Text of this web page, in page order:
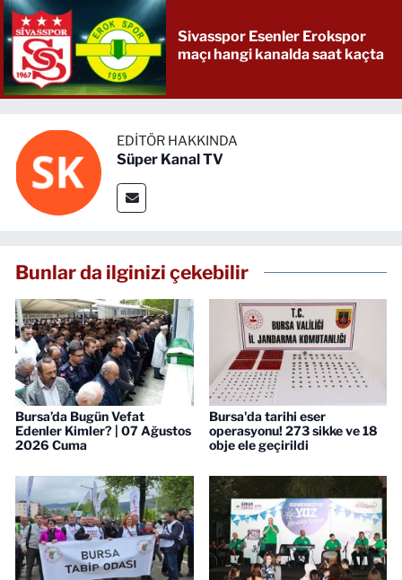
Sivasspor Esenler Erokspor
maçı hangi kanalda saat kaçta
EDITÖR HAKKINDA
Süper Kanal TV
Bunlar da ilginizi çekebilir
Bursa’da Bugün Vefat
Edenler Kimler? | 07 Ağustos
2026 Cuma
Bursa'da tarihi eser
operasyonu! 273 sikke ve 18
obje ele geçirildi